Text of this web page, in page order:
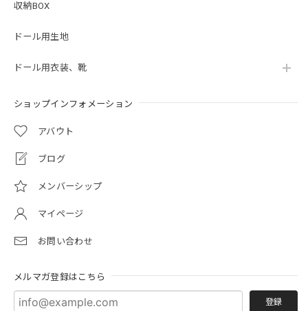
収納BOX
ドール用生地
ドール用衣装、靴
ショップインフォメーション
アバウト
ブログ
メンバーシップ
マイページ
お問い合わせ
メルマガ登録はこちら
登録